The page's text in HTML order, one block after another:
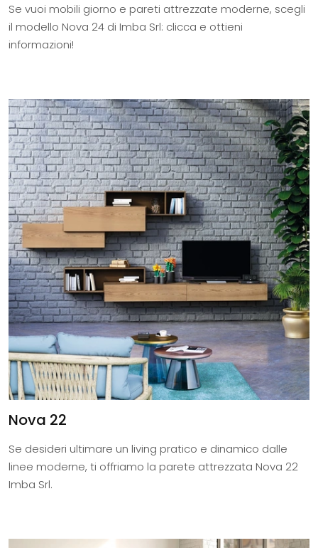
Se vuoi mobili giorno e pareti attrezzate moderne, scegli
il modello Nova 24 di Imba Srl: clicca e ottieni
informazioni!
Nova 22
Se desideri ultimare un living pratico e dinamico dalle
linee moderne, ti offriamo la parete attrezzata Nova 22
Imba Srl.